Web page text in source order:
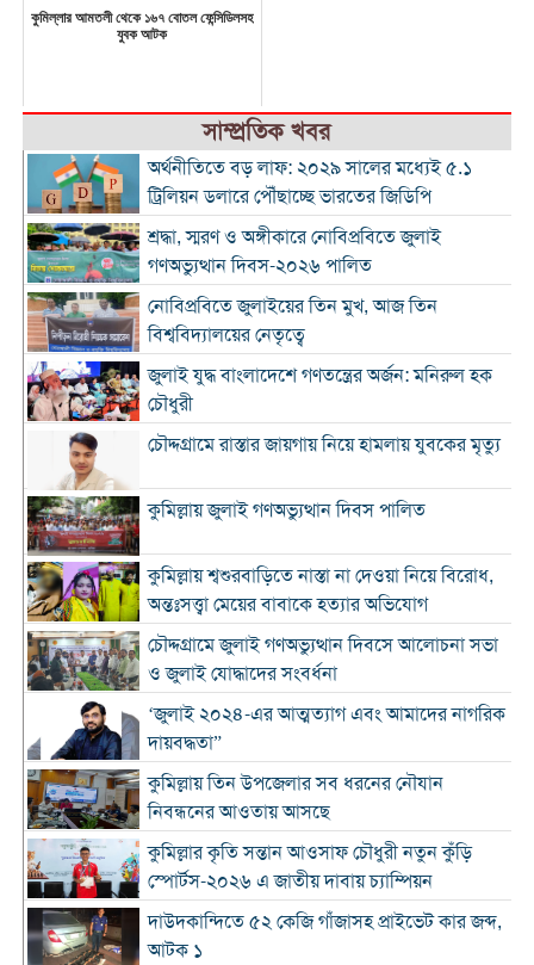
কুমিল্লার আমতলী থেকে ১৬৭ বোতল ফেন্সিডিলসহ
যুবক আটক
সাম্প্রতিক খবর
অর্থনীতিতে বড় লাফ: ২০২৯ সালের মধ্যেই ৫.১
ট্রিলিয়ন ডলারে পৌঁছাচ্ছে ভারতের জিডিপি
শ্রদ্ধা, স্মরণ ও অঙ্গীকারে নোবিপ্রবিতে জুলাই
গণঅভ্যুত্থান দিবস-২০২৬ পালিত
নোবিপ্রবিতে জুলাইয়ের তিন মুখ, আজ তিন
বিশ্ববিদ্যালয়ের নেতৃত্বে
জুলাই যুদ্ধ বাংলাদেশে গণতন্ত্রের অর্জন: মনিরুল হক
চৌধুরী
চৌদ্দগ্রামে রাস্তার জায়গায় নিয়ে হামলায় যুবকের মৃত্যু
কুমিল্লায় জুলাই গণঅভ্যুত্থান দিবস পালিত
কুমিল্লায় শ্বশুরবাড়িতে নাস্তা না দেওয়া নিয়ে বিরোধ,
অন্তঃসত্ত্বা মেয়ের বাবাকে হত্যার অভিযোগ
চৌদ্দগ্রামে জুলাই গণঅভ্যুত্থান দিবসে আলোচনা সভা
ও জুলাই যোদ্ধাদের সংবর্ধনা
‘জুলাই ২০২৪-এর আত্মত্যাগ এবং আমাদের নাগরিক
দায়বদ্ধতা”
কুমিল্লায় তিন উপজেলার সব ধরনের নৌযান
নিবন্ধনের আওতায় আসছে
কুমিল্লার কৃতি সন্তান আওসাফ চৌধুরী নতুন কুঁড়ি
স্পোর্টস-২০২৬ এ জাতীয় দাবায় চ্যাম্পিয়ন
দাউদকান্দিতে ৫২ কেজি গাঁজাসহ প্রাইভেট কার জব্দ,
আটক ১